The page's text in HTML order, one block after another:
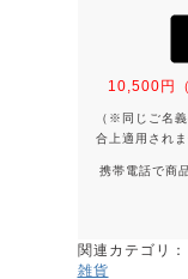
10,500円
（※同じご名
合上適用され
携帯電話で商
関連カテゴリ：
雑貨